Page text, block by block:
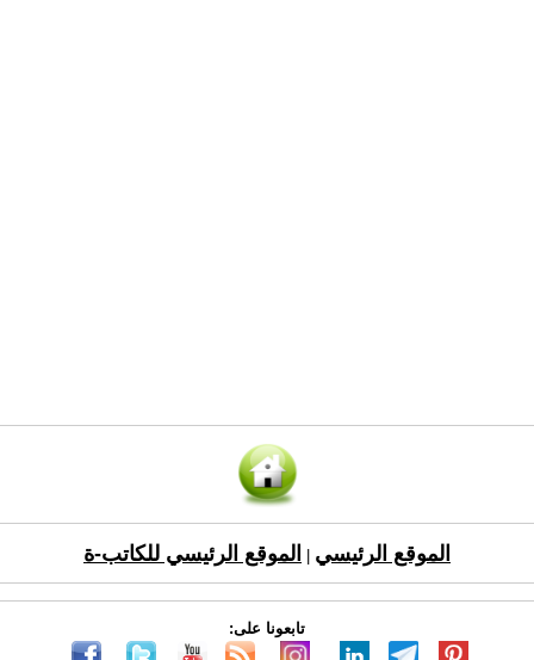
الموقع الرئيسي الموقع الرئيسي للكاتب-ة
تابعونا على: